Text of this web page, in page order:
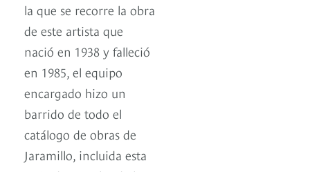
la que se recorre la obra
de este artista que
nació en 1938 y falleció
en 1985, el equipo
encargado hizo un
barrido de todo el
catálogo de obras de
Jaramillo, incluida esta